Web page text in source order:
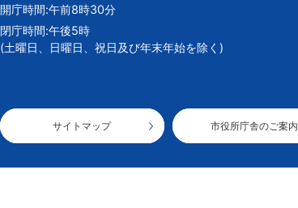
章
開庁時間:午前8時30分
閉庁時間:午後5時
(土曜日、日曜日、祝日及び年末年始を除く)
サイトマップ 市役所庁舎のご案内